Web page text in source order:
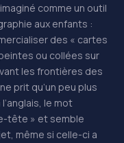
comme un outil
aux enfants :
des « cartes
ou collées sur
les frontières des
prit qu’un peu plus
le mot
tête » et semble
même si celle-ci a